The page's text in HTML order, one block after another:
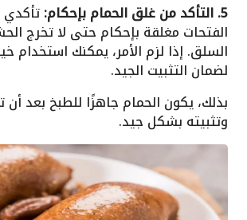
5. التأكد من غلق الحمام بإحكام:
الفتحات مغلقة بإحكام حتى لا تخرج
السلق. إذا لزم الأمر، يمكنك استخدام
لضمان التثبيت الجيد.
بذلك، يكون الحمام جاهزًا للطبخ بعد
وتثبيته بشكل جيد.